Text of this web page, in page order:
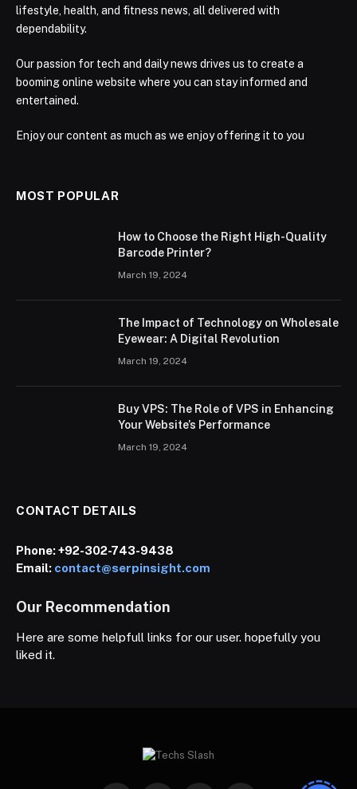
lifestyle, health, and fitness news, all delivered with
dependability.
Our passion for tech and daily news drives us to create a
booming online website where you can stay informed and
entertained.
Enjoy our content as much as we enjoy offering it to you
MOST POPULAR
How to Choose the Right High-Quality
Barcode Printer?
March 19, 2024
The Impact of Technology on Wholesale
Eyewear: A Digital Revolution
March 19, 2024
Buy VPS: The Role of VPS in Enhancing
Your Website’s Performance
March 19, 2024
CONTACT DETAILS
Phone:+92-302-743-9438
Email: contact@serpinsight.com
Our Recommendation
Here are some helpfull links for our user. hopefully you
liked it.